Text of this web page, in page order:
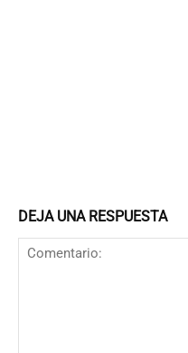
DEJA UNA RESPUESTA